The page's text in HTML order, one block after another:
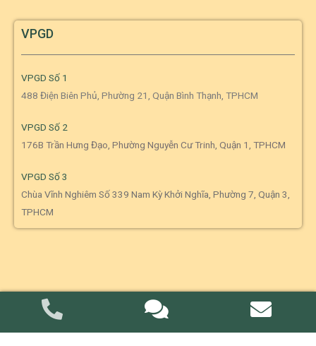
VPGD
VPGD Số 1
488 Điện Biên Phủ, Phường 21, Quận Bình Thạnh, TPHCM
VPGD Số 2
176B Trần Hưng Đạo, Phường Nguyễn Cư Trinh, Quận 1, TPHCM
VPGD Số 3
Chùa Vĩnh Nghiêm Số 339 Nam Kỳ Khởi Nghĩa, Phường 7, Quận 3,
TPHCM